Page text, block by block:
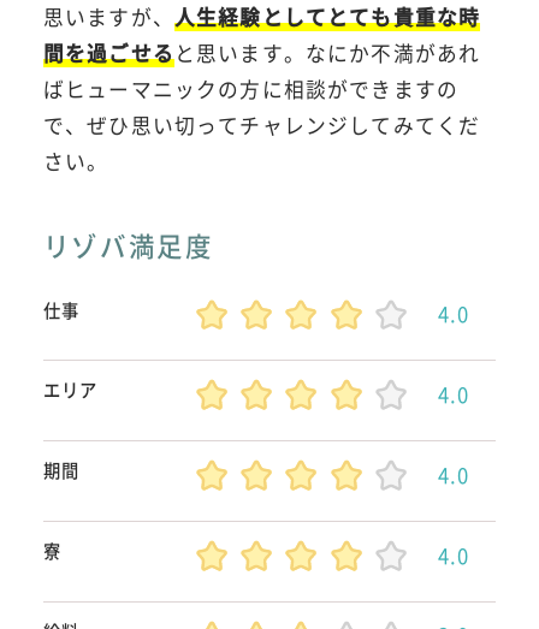
思いますが、 人生経験としてとても貴重な時
間を過ごせると思います。なにか不満があれ
ばヒューマニックの方に相談ができますの
で、ぜひ思い切ってチャレンジしてみてくだ
さい。
リゾバ満足度
仕事 4.0
エリア 4.0
期間 4.0
寮 4.0